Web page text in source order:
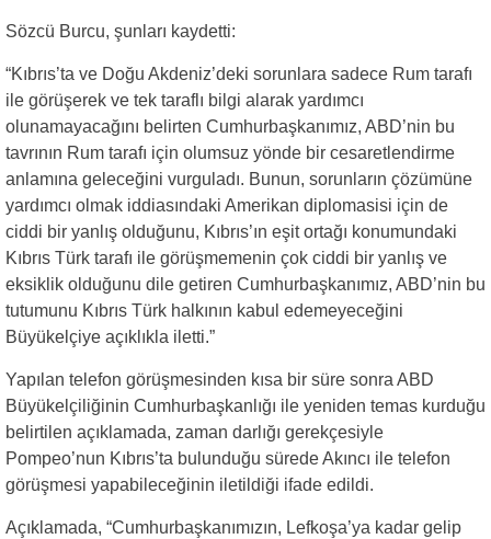
Sözcü Burcu, şunları kaydetti:
“Kıbrıs’ta ve Doğu Akdeniz’deki sorunlara sadece Rum tarafı
ile görüşerek ve tek taraflı bilgi alarak yardımcı
olunamayacağını belirten Cumhurbaşkanımız, ABD’nin bu
tavrının Rum tarafı için olumsuz yönde bir cesaretlendirme
anlamına geleceğini vurguladı. Bunun, sorunların çözümüne
yardımcı olmak iddiasındaki Amerikan diplomasisi için de
ciddi bir yanlış olduğunu, Kıbrıs’ın eşit ortağı konumundaki
Kıbrıs Türk tarafı ile görüşmemenin çok ciddi bir yanlış ve
eksiklik olduğunu dile getiren Cumhurbaşkanımız, ABD’nin bu
tutumunu Kıbrıs Türk halkının kabul edemeyeceğini
Büyükelçiye açıklıkla iletti.”
Yapılan telefon görüşmesinden kısa bir süre sonra ABD
Büyükelçiliğinin Cumhurbaşkanlığı ile yeniden temas kurduğu
belirtilen açıklamada, zaman darlığı gerekçesiyle
Pompeo’nun Kıbrıs’ta bulunduğu sürede Akıncı ile telefon
görüşmesi yapabileceğinin iletildiği ifade edildi.
Açıklamada, “Cumhurbaşkanımızın, Lefkoşa’ya kadar gelip